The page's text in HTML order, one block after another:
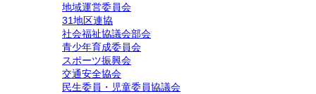
地域運営委員会
31地区連協
社会福祉協議会部会
青少年育成委員会
スポーツ振興会
交通安全協会
民生委員・児童委員協議会